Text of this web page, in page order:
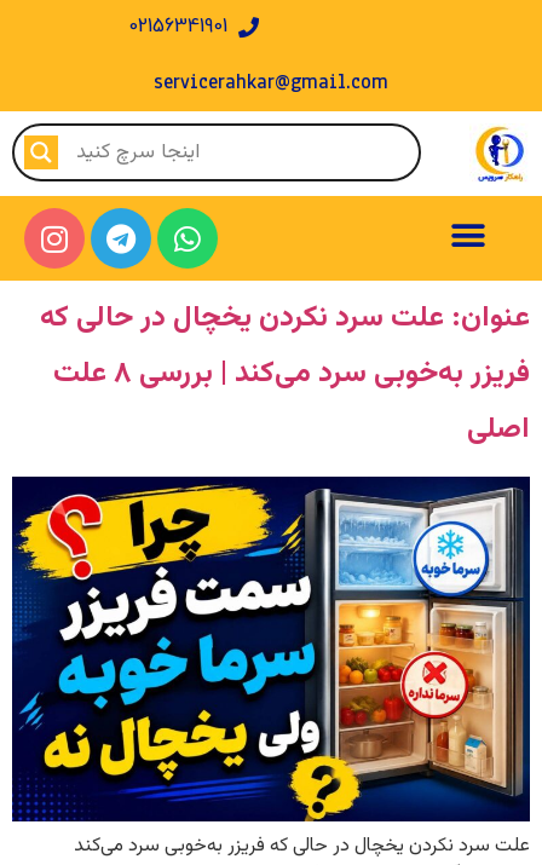
02156341901
servicerahkar@gmail.com
عنوان: علت سرد نکردن یخچال در حالی که
فریزر به‌خوبی سرد می‌کند | بررسی ۸ علت
اصلی
علت سرد نکردن یخچال در حالی که فریزر به‌خوبی سرد می‌کند